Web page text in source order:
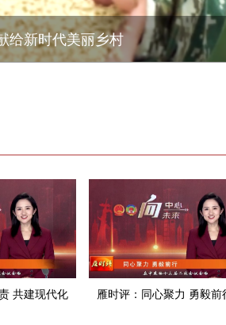
给新时代美丽乡村
共建现代化
雁时评：同心聚力 勇毅前